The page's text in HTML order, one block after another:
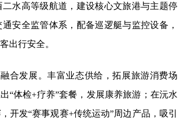
水高等级航道，建设核心文旅港与主题停
安全监管体系，配备巡逻艇与监控设备，
出行安全。
合发展。丰富业态供给，拓展旅游消费场
“体检+疗养”套餐，发展康养旅游；在沅水
开发“赛事观赛+传统运动”周边产品，吸引